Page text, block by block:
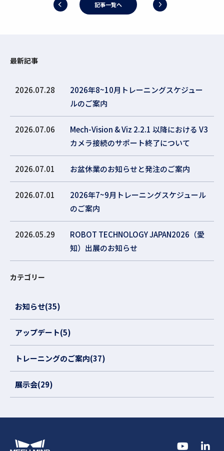
記事一覧へ
最新記事
2026.07.28
2026年8~10月トレーニングスケジュー
ルのご案内
2026.07.06
Mech-Vision & Viz 2.2.1 以降における V3
カメラ接続のサポート終了について
2026.07.01 お盆休業のお知らせと発注のご案内
2026.07.01
2026年7~9月トレーニングスケジュール
のご案内
2026.05.29
ROBOT TECHNOLOGY JAPAN2026（愛
知）出展のお知らせ
カテゴリー
お知らせ(35)
アップデート(5)
トレーニングのご案内(37)
展示会(29)